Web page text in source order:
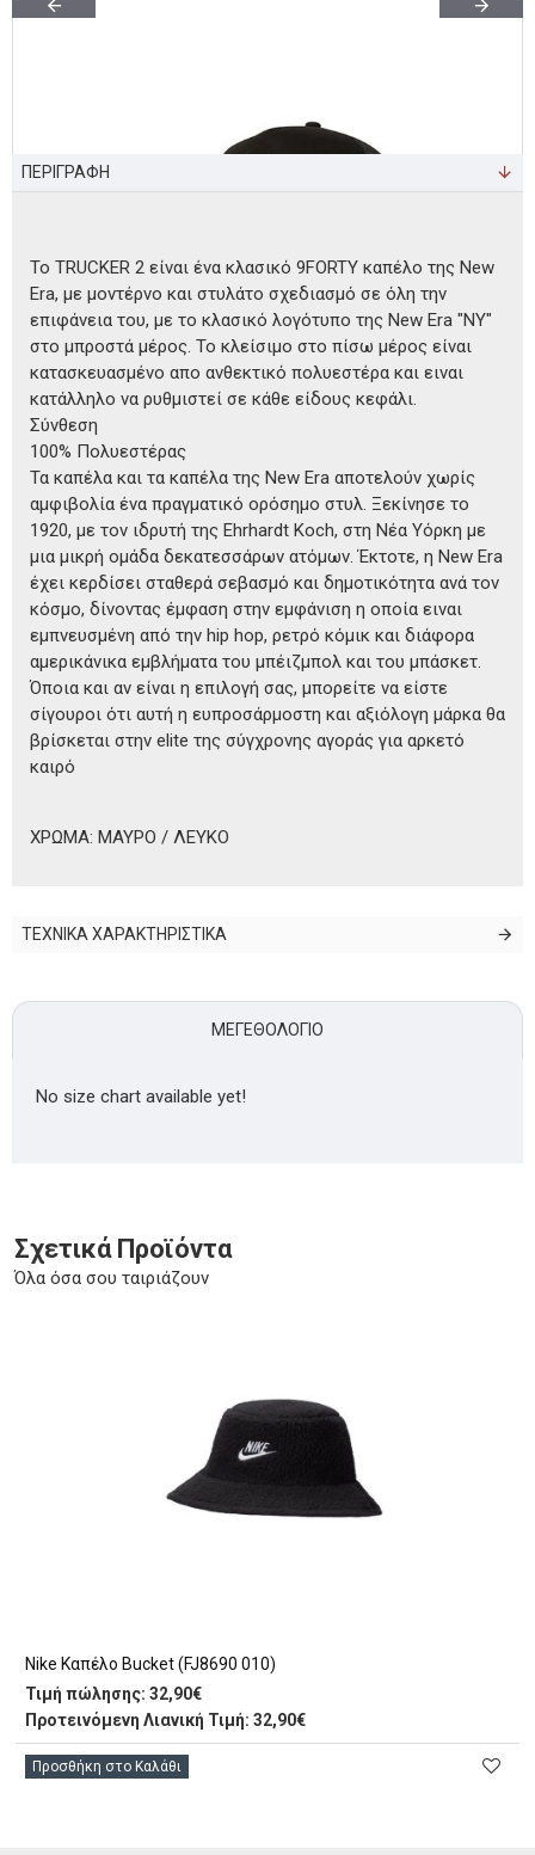
ΠΕΡΙΓΡΑΦΗ
Το TRUCKER 2 είναι ένα κλασικό 9FORTY καπέλο της New
Era, με μοντέρνο και στυλάτο σχεδιασμό σε όλη την
επιφάνεια του, με το κλασικό λογότυπο της New Era "ΝΥ"
στο μπροστά μέρος. Το κλείσιμο στο πίσω μέρος είναι
κατασκευασμένο απο ανθεκτικό πολυεστέρα και ειναι
κατάλληλο να ρυθμιστεί σε κάθε είδους κεφάλι.
Σύνθεση
100% Πολυεστέρας
Τα καπέλα και τα καπέλα της New Era αποτελούν χωρίς
αμφιβολία ένα πραγματικό ορόσημο στυλ. Ξεκίνησε το
1920, με τον ιδρυτή της Ehrhardt Koch, στη Νέα Υόρκη με
μια μικρή ομάδα δεκατεσσάρων ατόμων. Έκτοτε, η New Era
έχει κερδίσει σταθερά σεβασμό και δημοτικότητα ανά τον
κόσμο, δίνοντας έμφαση στην εμφάνιση η οποία ειναι
εμπνευσμένη από την hip hop, ρετρό κόμικ και διάφορα
αμερικάνικα εμβλήματα του μπέιζμπολ και του μπάσκετ.
Όποια και αν είναι η επιλογή σας, μπορείτε να είστε
σίγουροι ότι αυτή η ευπροσάρμοστη και αξιόλογη μάρκα θα
βρίσκεται στην elite της σύγχρονης αγοράς για αρκετό
καιρό
ΧΡΩΜΑ: ΜΑΥΡΟ / ΛΕΥΚΟ
ΤΕΧΝΙΚΑ ΧΑΡΑΚΤΗΡΙΣΤΙΚΑ
ΜΕΓΕΘΟΛΌΓΙΟ
No size chart available yet!
Σχετικά Προϊόντα
Όλα όσα σου ταιριάζουν
Nike Καπέλο Bucket (FJ8690 010)
Τιμή πώλησης: 32,90€
Προτεινόμενη Λιανική Τιμή: 32,90€
Προσθήκη στο Καλάθι